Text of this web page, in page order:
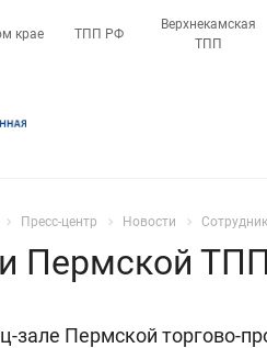
крае ТПП РФ
Верхнекамская
ТПП
Пресс-центр Новости
Пермской
зале Пермской торгово-